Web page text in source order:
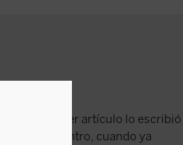
su primer artículo lo escribió
con Encuentro, cuando ya